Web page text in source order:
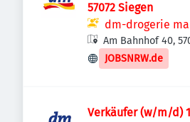
57072 Siegen
dm-drogerie
Am Bahnhof 40,
Deutschland
JOBSNRW.de
Verkäufer (w/m/d)